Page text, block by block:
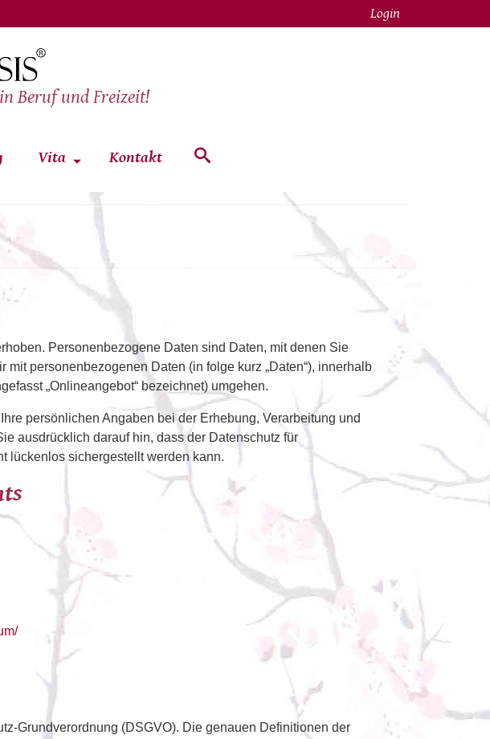
Login
Beruf und Freizeit!
Vita Kontakt
Personenbezogene Daten sind Daten, mit denen Sie
personenbezogenen Daten (in folge kurz „Daten“), innerhalb
„Onlineangebot“ bezeichnet) umgehen.
persönlichen Angaben bei der Erhebung, Verarbeitung und
ausdrücklich darauf hin, dass der Datenschutz für
lückenlos sichergestellt werden kann.
Grundverordnung (DSGVO). Die genauen Definitionen der